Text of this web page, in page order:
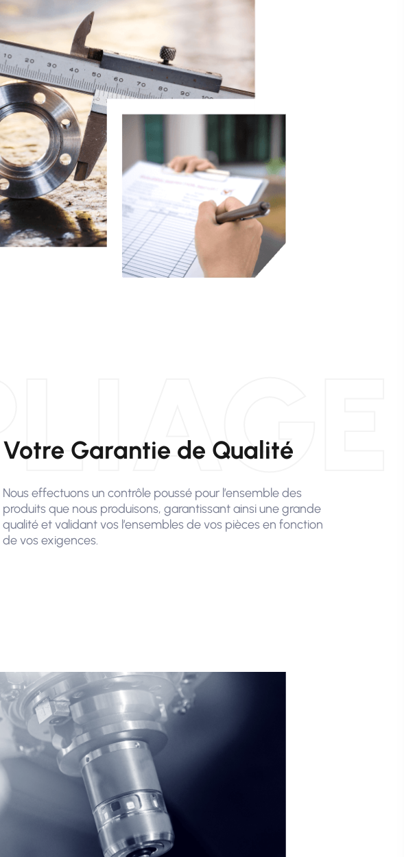
PLIAGE
Votre Garantie de Qualité
Nous effectuons un contrôle poussé pour l’ensemble des
produits que nous produisons, garantissant ainsi une grande
qualité et validant vos l’ensembles de vos pièces en fonction
de vos exigences.